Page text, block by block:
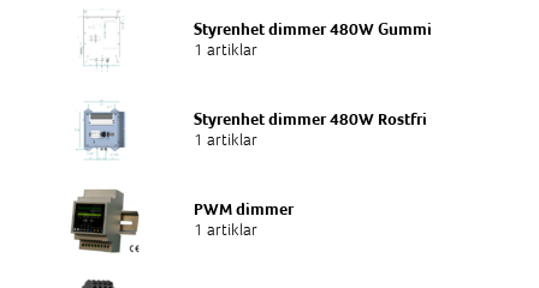
Styrenhet dimmer 480W Gummi
1 artiklar
Styrenhet dimmer 480W Rostfri
1 artiklar
PWM dimmer
1 artiklar